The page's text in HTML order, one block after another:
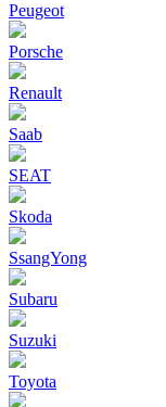
Peugeot
Porsche
Renault
Saab
SEAT
Skoda
SsangYong
Subaru
Suzuki
Toyota